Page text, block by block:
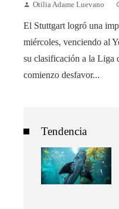
Otilia Adame Luevano
El Stuttgart logró una
miércoles, venciendo al
su clasificación a la Liga
comienzo desfavor...
Tendencia